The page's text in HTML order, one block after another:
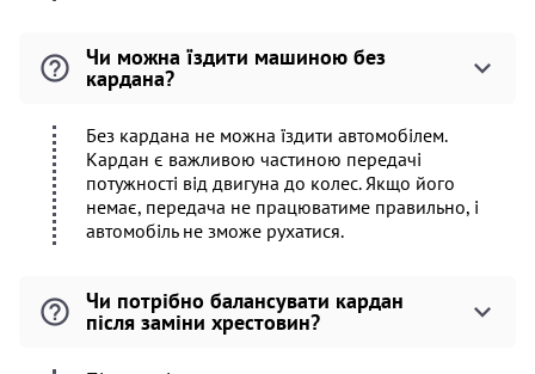
Чи можна їздити машиною без
кардана?
Без кардана не можна їздити автомобілем.
Кардан є важливою частиною передачі
потужності від двигуна до колес. Якщо його
немає, передача не працюватиме правильно, і
автомобіль не зможе рухатися.
Чи потрібно балансувати кардан
після заміни хрестовин?